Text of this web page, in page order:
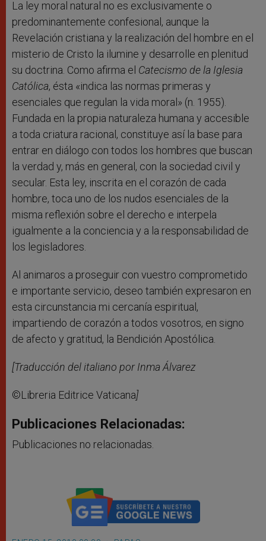
La ley moral natural no es exclusivamente o
predominantemente confesional, aunque la
Revelación cristiana y la realización del hombre en el
misterio de Cristo la ilumine y desarrolle en plenitud
su doctrina. Como afirma el Catecismo de la Iglesia
Católica, ésta «indica las normas primeras y
esenciales que regulan la vida moral» (n. 1955).
Fundada en la propia naturaleza humana y accesible
a toda criatura racional, constituye así la base para
entrar en diálogo con todos los hombres que buscan
la verdad y, más en general, con la sociedad civil y
secular. Esta ley, inscrita en el corazón de cada
hombre, toca uno de los nudos esenciales de la
misma reflexión sobre el derecho e interpela
igualmente a la conciencia y a la responsabilidad de
los legisladores.
Al animaros a proseguir con vuestro comprometido
e importante servicio, deseo también expresaron en
esta circunstancia mi cercanía espiritual,
impartiendo de corazón a todos vosotros, en signo
de afecto y gratitud, la Bendición Apostólica.
[Traducción del italiano por Inma Álvarez
©Libreria Editrice Vaticana]
Publicaciones Relacionadas:
Publicaciones no relacionadas.